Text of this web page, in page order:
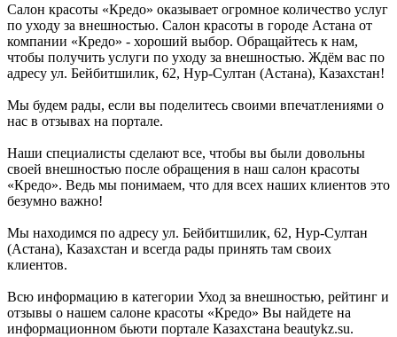
Салон красоты «Кредо» оказывает огромное количество услуг
по уходу за внешностью. Салон красоты в городе Астана от
компании «Кредо» - хороший выбор. Обращайтесь к нам,
чтобы получить услуги по уходу за внешностью. Ждём вас по
адресу ул. Бейбитшилик, 62, Нур-Султан (Астана), Казахстан!
Мы будем рады, если вы поделитесь своими впечатлениями о
нас в отзывах на портале.
Наши специалисты сделают все, чтобы вы были довольны
своей внешностью после обращения в наш салон красоты
«Кредо». Ведь мы понимаем, что для всех наших клиентов это
безумно важно!
Мы находимся по адресу ул. Бейбитшилик, 62, Нур-Султан
(Астана), Казахстан и всегда рады принять там своих
клиентов.
Всю информацию в категории Уход за внешностью, рейтинг и
отзывы о нашем салоне красоты «Кредо» Вы найдете на
информационном бьюти портале Казахстана beautykz.su.